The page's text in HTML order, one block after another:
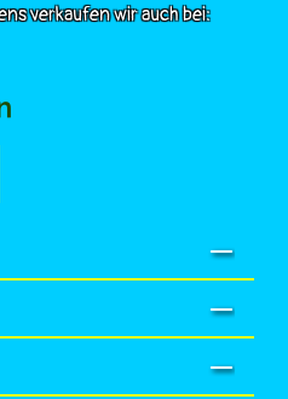
verkaufen wir auch bei: